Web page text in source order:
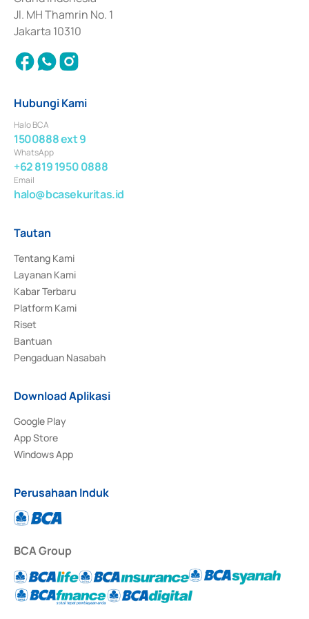
Jl. MH Thamrin No. 1
Jakarta 10310
Hubungi Kami
Halo BCA
1500888 ext 9
WhatsApp
+62 819 1950 0888
Email
halo@bcasekuritas.id
Tautan
Tentang Kami
Layanan Kami
Kabar Terbaru
Platform Kami
Riset
Bantuan
Pengaduan Nasabah
Download Aplikasi
Google Play
App Store
Windows App
Perusahaan Induk
BCA Group